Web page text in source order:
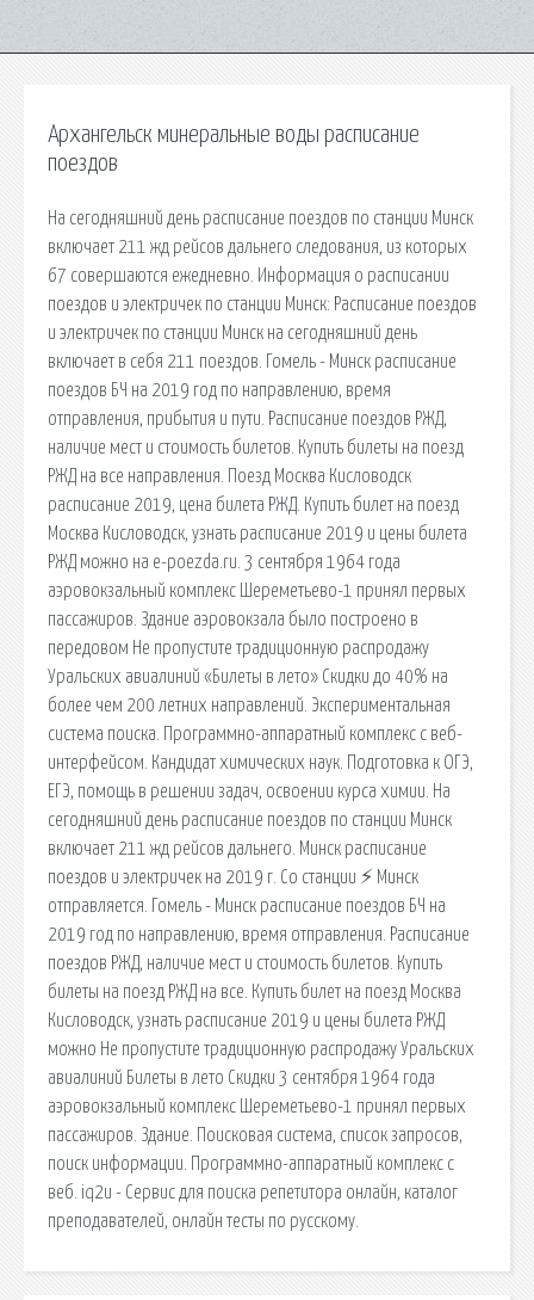
Архангельск минеральные воды расписание
поездов
На сегодняшний день расписание поездов по станции Минск
включает 211 жд рейсов дальнего следования, из которых
67 совершаются ежедневно. Информация о расписании
поездов и электричек по станции Минск: Расписание поездов
и электричек по станции Минск на сегодняшний день
включает в себя 211 поездов. Гомель - Минск расписание
поездов БЧ на 2019 год по направлению, время
отправления, прибытия и пути. Расписание поездов РЖД,
наличие мест и стоимость билетов. Купить билеты на поезд
РЖД на все направления. Поезд Москва Кисловодск
расписание 2019, цена билета РЖД. Купить билет на поезд
Москва Кисловодск, узнать расписание 2019 и цены билета
РЖД можно на e-poezda.ru. 3 сентября 1964 года
аэровокзальный комплекс Шереметьево-1 принял первых
пассажиров. Здание аэровокзала было построено в
передовом Не пропустите традиционную распродажу
Уральских авиалиний «Билеты в лето» Скидки до 40% на
более чем 200 летних направлений. Экспериментальная
система поиска. Программно-аппаратный комплекс с веб-
интерфейсом. Кандидат химических наук. Подготовка к ОГЭ,
ЕГЭ, помощь в решении задач, освоении курса химии. На
сегодняшний день расписание поездов по станции Минск
включает 211 жд рейсов дальнего. Минск расписание
поездов и электричек на 2019 г. Со станции ⚡ Минск
отправляется. Гомель - Минск расписание поездов БЧ на
2019 год по направлению, время отправления. Расписание
поездов РЖД, наличие мест и стоимость билетов. Купить
билеты на поезд РЖД на все. Купить билет на поезд Москва
Кисловодск, узнать расписание 2019 и цены билета РЖД
можно Не пропустите традиционную распродажу Уральских
авиалиний Билеты в лето Скидки 3 сентября 1964 года
аэровокзальный комплекс Шереметьево-1 принял первых
пассажиров. Здание. Поисковая сиcтема, список запросов,
поиск информации. Программно-аппаратный комплекс с
веб. iq2u - Сервис для поиска репетитора онлайн, каталог
преподавателей, онлайн тесты по русскому.